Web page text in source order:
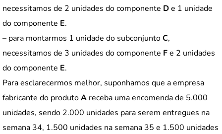
necessitamos de 2 unidades do componente De 1 unidade
do componente E.
– para montarmos 1 unidade do subconjuntoC,
necessitamos de 3 unidades do componente Fe 2 unidades
do componente E.
Para esclarecermos melhor, suponhamos que a empresa
fabricante do produtoA receba uma encomenda de 5.000
unidades, sendo 2.000 unidades para serem entregues na
semana 34, 1.500 unidades na semana 35 e 1.500 unidades